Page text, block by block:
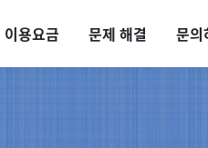
이용요금 문제 해결 문의